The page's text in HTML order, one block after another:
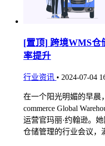
[置顶] 跨境WMS仓
率提升
行业资讯 • 2024-07-04
在一个阳光明媚的早晨
commerce Global
运营官玛丽·约翰逊。
仓储管理的行业会议，